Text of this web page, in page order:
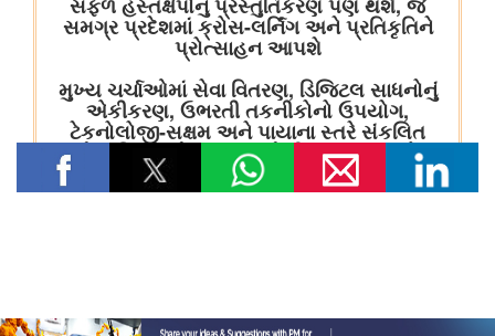
राष्ट्रीय हथकरघा दिवस के अवसर पर केंद्रीय राज्य मंत्री ने राष्ट्रीय शिल्प
संग्रहालय और हस्तकला अकादमी का किया दौरा
शिक्षा मंत्रालय
13वीं ब्रिक्स शिक्षा मंत्रियों की बैठक में केंद्रीय शिक्षा मंत्री ने ब्रिक्स सहयोग
के प्रति भारत की जन-केंद्रित और मानवता-प्रथम दृष्टिकोण के प्रति
प्रतिबद्धता दोहराई
वित्‍त मंत्रालय